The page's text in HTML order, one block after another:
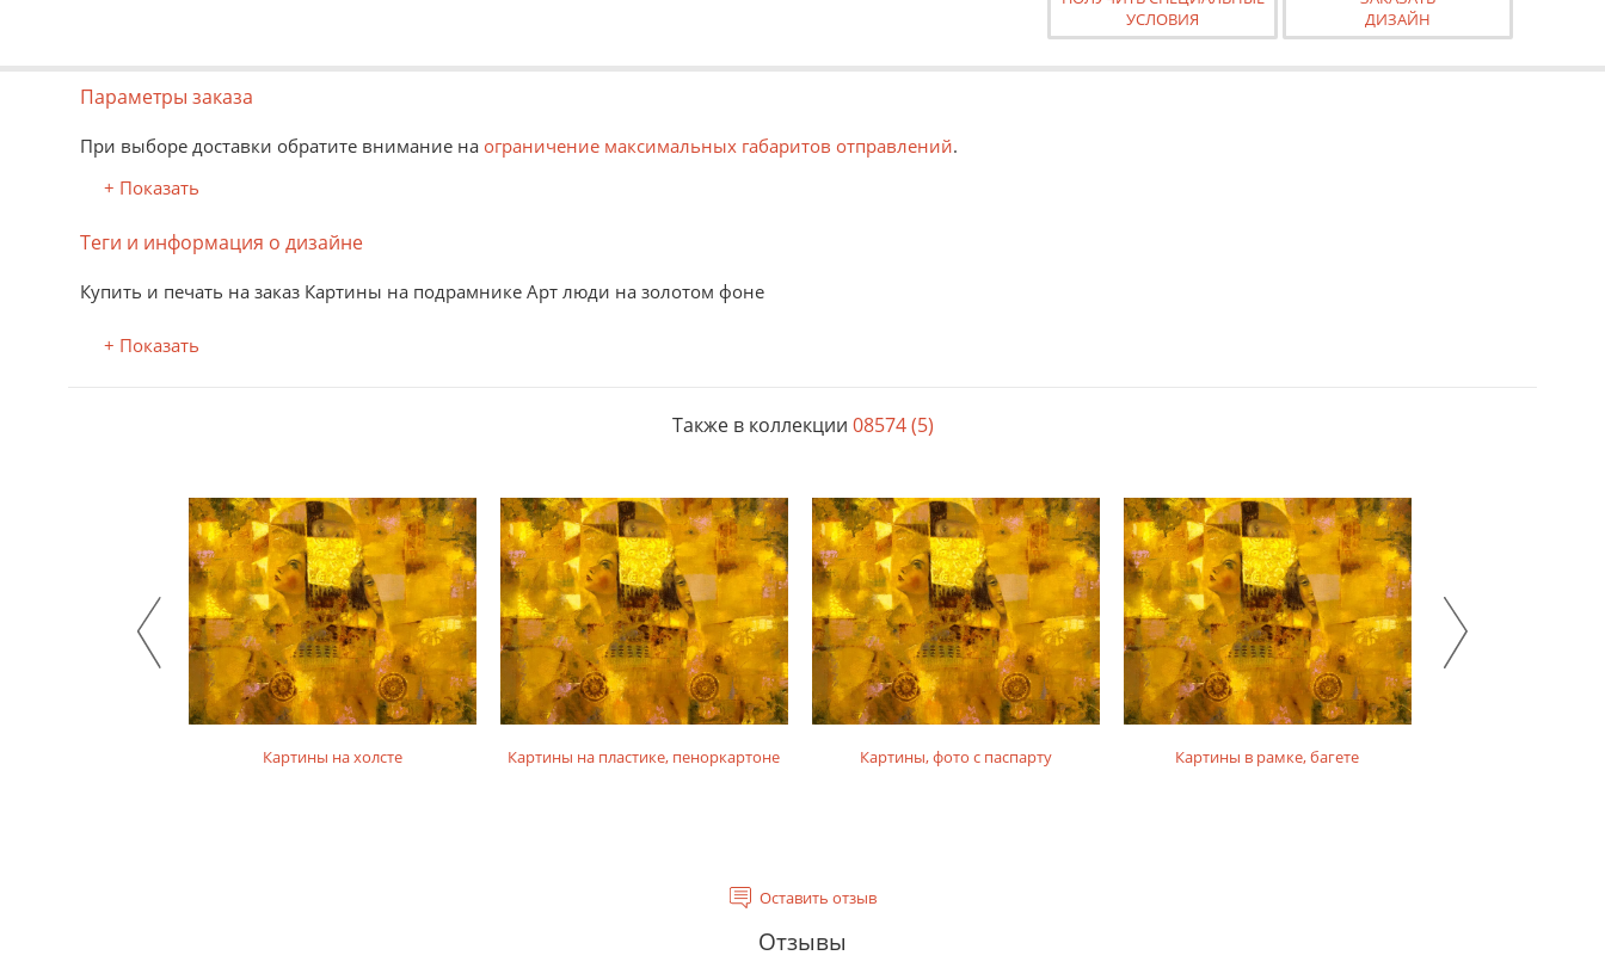
УСЛОВИЯ
ДИЗАЙН
Параметры заказа
При выборе доставки обратите внимание на ограничение максимальных габаритов отправлений.
+ Показать
Теги и информация о дизайне
Купить и печать на заказ Картины на подрамнике Арт люди на золотом фоне
+ Показать
Также в коллекции 08574 (5)
Картины на холсте Картины на пластике, пеноркартоне Картины, фото с паспарту Картины в рамке, багете
Оставить отзыв
Отзывы